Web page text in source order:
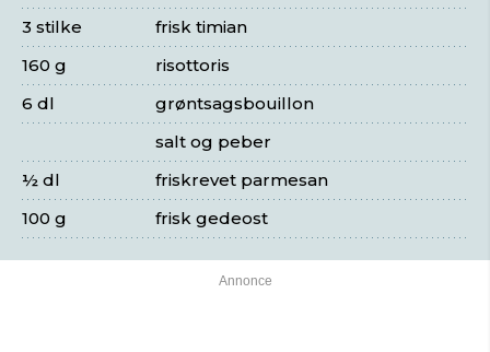
frisk timian
3 stilke
risottoris
160 g
grøntsagsbouillon
6 dl
salt og peber
friskrevet parmesan
½ dl
frisk gedeost
100 g